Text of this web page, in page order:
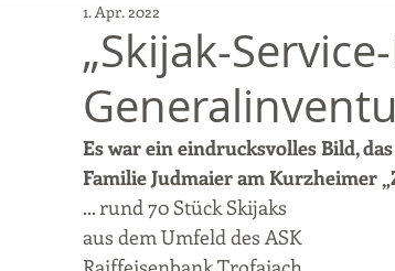
„Skijak-
1. Apr. 2022
Es war ein eindrucksvolles Bild,
Familie Judmaier am Kurzheimer
... rund 70 Stück Skijaks
aus dem Umfeld des ASK